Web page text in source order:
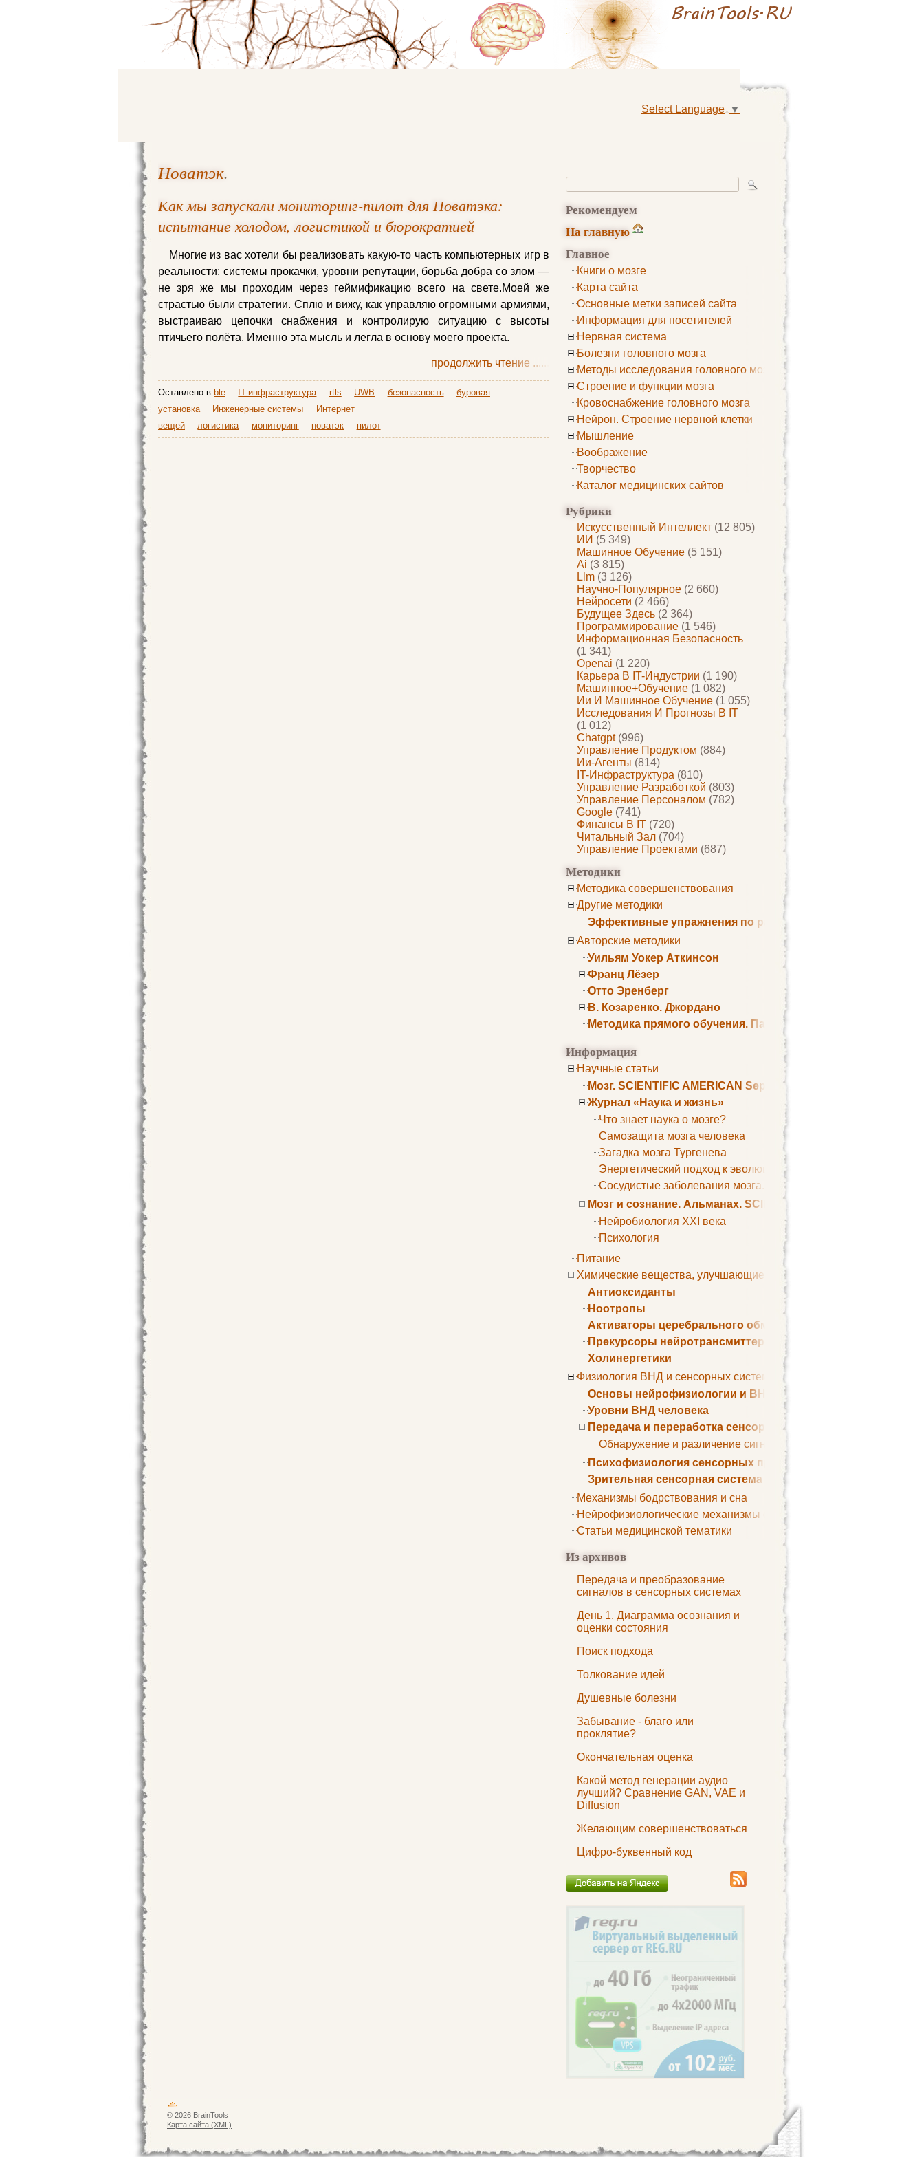
Select Language ▼
Рекомендуем
На главную
Главное
Книги о мозге
Карта сайта
Основные метки записей сайта
Информация для посетителей
Нервная система
Болезни головного мозга
Методы исследования головного мозга
Строение и функции мозга
Кровоснабжение головного мозга
Нейрон. Строение нервной клетки
Мышление
Воображение
Творчество
Каталог медицинских сайтов
Рубрики
Искусственный Интеллект (12 805)
ИИ (5 349)
Машинное Обучение (5 151)
Ai (3 815)
Llm (3 126)
Научно-Популярное (2 660)
Нейросети (2 466)
Будущее Здесь (2 364)
Программирование (1 546)
Информационная Безопасность
(1 341)
Openai (1 220)
Карьера В IT-Индустрии (1 190)
Машинное+обучение (1 082)
Ии И Машинное Обучение (1 055)
Исследования И Прогнозы В IT
(1 012)
Chatgpt(996)
Управление Продуктом (884)
Ии-Агенты (814)
IT-Инфраструктура (810)
Управление Разработкой (803)
Управление Персоналом (782)
Google (741)
Финансы В IT (720)
Читальный Зал (704)
Управление Проектами (687)
Методики
Методика совершенствования
Другие методики
Эффективные упражнения по развитию памяти
Авторские методики
Уильям Уокер Аткинсон
Франц Лёзер
Отто Эренберг
В. Козаренко. Джордано
Методика прямого обучения. Пауль Шелли
Информация
Научные статьи
Мозг. SCIENTIFIC AMERICAN September 1979
Журнал «Наука и жизнь»
Что знает наука о мозге?
Самозащита мозга человека
Загадка мозга Тургенева
Энергетический подход к эволюции мозга
Сосудистые заболевания мозга. Все может начаться с
Мозг и сознание. Альманах. SCIENTIFIC AMERICAN
Нейробиология XXI века
Психология
Питание
Химические вещества, улучшающие умственные способности
Антиоксиданты
Ноотропы
Активаторы церебрального обмена веществ
Прекурсоры нейротрансмиттеров
Холинергетики
Физиология ВНД и сенсорных систем
Основы нейрофизиологии и ВНД
Уровни ВНД человека
Передача и переработка сенсорных сигналов
Обнаружение и различение сигналов. Сенсорная рецепция
Психофизиология сенсорных процессов
Зрительная сенсорная система
Механизмы бодрствования и сна
Нейрофизиологические механизмы сна
Статьи медицинской тематики
Из архивов
Передача и преобразование
сигналов в сенсорных системах
День 1. Диаграмма осознания и
оценки состояния
Поиск подхода
Толкование идей
Душевные болезни
Забывание - благо или
проклятие?
Окончательная оценка
Какой метод генерации аудио
лучший? Сравнение GAN, VAE и
Diffusion
Желающим совершенствоваться
Цифро-буквенный код
Новатэк.
Как мы запускали мониторинг-пилот для Новатэка:
испытание холодом, логистикой и бюрократией
Многие из вас хотели бы реализовать какую-то часть компьютерных игр в
реальности: системы прокачки, уровни репутации, борьба добра со злом —
не зря же мы проходим через геймификацию всего на свете.Моей же
страстью были стратегии. Сплю и вижу, как управляю огромными армиями,
выстраиваю цепочки снабжения и контролирую ситуацию с высоты
птичьего полёта. Именно эта мысль и легла в основу моего проекта.
продолжить чтение ......
Оставлено в ble IT-инфраструктура rtls UWB безопасность
буровая
установка
Инженерные системы
Интернет
вещей
логистика мониторинг новатэк пилот
© 2026 BrainTools
Карта сайта (XML)